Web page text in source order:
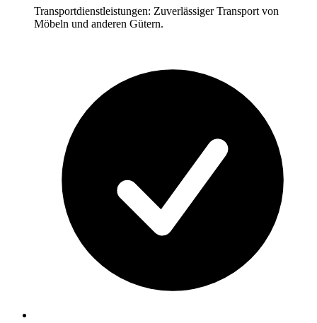
Transportdienstleistungen: Zuverlässiger Transport von
Möbeln und anderen Gütern.